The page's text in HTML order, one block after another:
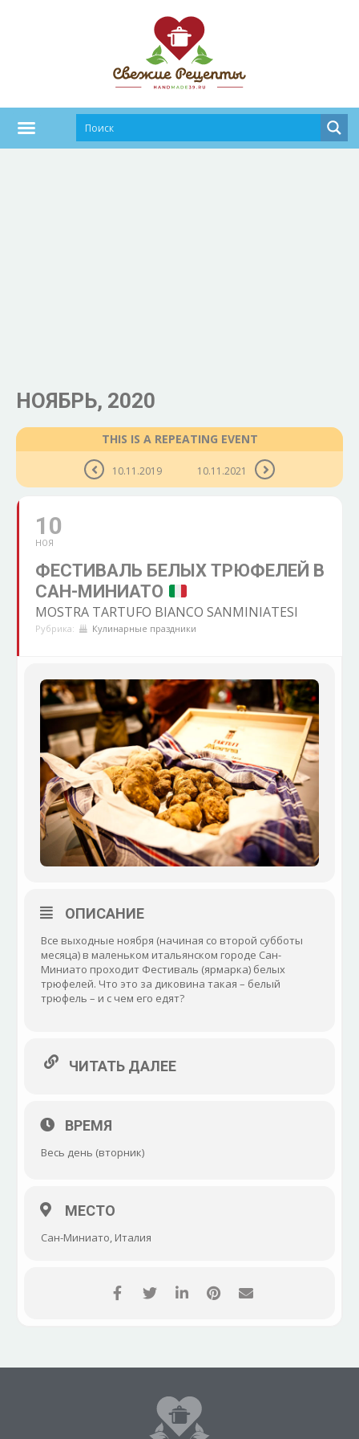
НОЯБРЬ, 2020
THIS IS A REPEATING EVENT
10.11.2019 10.11.2021
10
НОЯ
ФЕСТИВАЛЬ БЕЛЫХ ТРЮФЕЛЕЙ В
САН-МИНИАТО
MOSTRA TARTUFO BIANCO SANMINIATESI
Рубрика: Кулинарные праздники
ОПИСАНИЕ
Все выходные ноября (начиная со второй субботы
месяца) в маленьком итальянском городе Сан-
Миниато проходит Фестиваль (ярмарка) белых
трюфелей. Что это за диковина такая – белый
трюфель – и с чем его едят?
ЧИТАТЬ ДАЛЕЕ
ВРЕМЯ
Весь день (вторник)
МЕСТО
Сан-Миниато, Италия